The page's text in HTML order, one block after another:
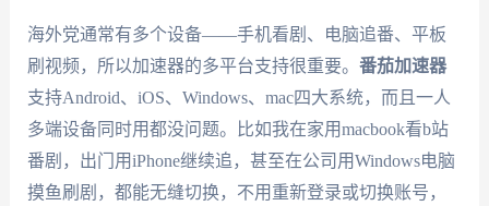
海外党通常有多个设备——手机看剧、电脑追番、平板
刷视频，所以加速器的多平台支持很重要。 番茄加速器
支持Android、iOS、Windows、mac四大系统，而且一人
多端设备同时用都没问题。比如我在家用macbook看b站
番剧，出门用iPhone继续追，甚至在公司用Windows电脑
摸鱼刷剧，都能无缝切换，不用重新登录或切换账号，